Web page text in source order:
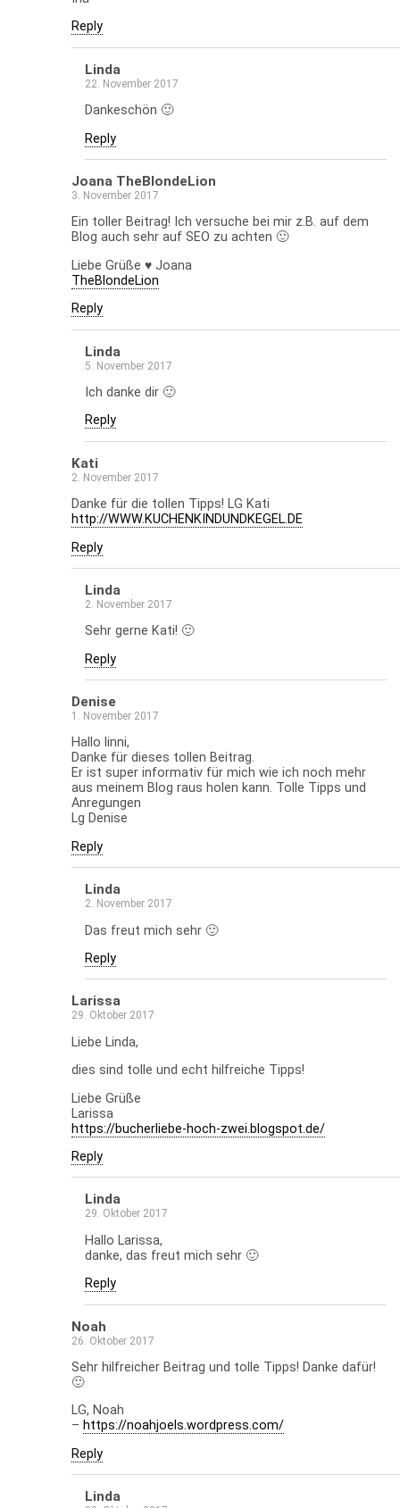
Reply
Linda
22. November 2017
Dankeschön 🙂
Reply
Joana TheBlondeLion
3. November 2017
Ein toller Beitrag! Ich versuche bei mir z.B. auf dem
Blog auch sehr auf SEO zu achten 🙂
Liebe Grüße ♥ Joana
TheBlondeLion
Reply
Linda
5. November 2017
Ich danke dir 🙂
Reply
Kati
2. November 2017
Danke für die tollen Tipps! LG Kati
http://WWW.KUCHENKINDUNDKEGEL.DE
Reply
Linda
2. November 2017
Sehr gerne Kati! 🙂
Reply
Denise
1. November 2017
Hallo linni,
Danke für dieses tollen Beitrag.
Er ist super informativ für mich wie ich noch mehr
aus meinem Blog raus holen kann. Tolle Tipps und
Anregungen
Lg Denise
Reply
Linda
2. November 2017
Das freut mich sehr 🙂
Reply
Larissa
29. Oktober 2017
Liebe Linda,
dies sind tolle und echt hilfreiche Tipps!
Liebe Grüße
Larissa
https://bucherliebe-hoch-zwei.blogspot.de/
Reply
Linda
29. Oktober 2017
Hallo Larissa,
danke, das freut mich sehr 🙂
Reply
Noah
26. Oktober 2017
Sehr hilfreicher Beitrag und tolle Tipps! Danke dafür!
🙂
LG, Noah
– https://noahjoels.wordpress.com/
Reply
Linda